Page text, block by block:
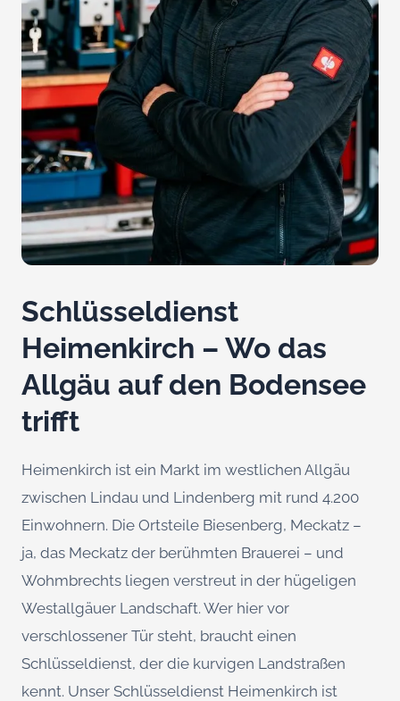
Schlüsseldienst
Heimenkirch – Wo das
Allgäu auf den Bodensee
trifft
Heimenkirch ist ein Markt im westlichen Allgäu
zwischen Lindau und Lindenberg mit rund 4.200
Einwohnern. Die Ortsteile Biesenberg, Meckatz –
ja, das Meckatz der berühmten Brauerei – und
Wohmbrechts liegen verstreut in der hügeligen
Westallgäuer Landschaft. Wer hier vor
verschlossener Tür steht, braucht einen
Schlüsseldienst, der die kurvigen Landstraßen
kennt. Unser Schlüsseldienst Heimenkirch ist